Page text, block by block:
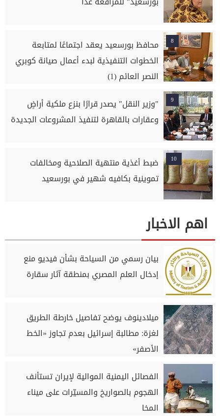
8
محافظ بورسعيد يعقد اجتماعًا لمتابعة
الخطوات التنفيذية لبدء أعمال صيانة كوبري
النصر العائم (1)
9
"وزير النقل" يصدر قرارًا بنزع ملكية أراضٍ
وعقارات بالقاهرة لتنفيذ المشروعات الجديدة
10
ضبط أغذية منتهية الصلاحية ومخالفات
تموينية بكافيه شهير في بورسعيد
اهم الاخبار
بيان رسمي من السياحة بشأن فيديو منع
إدخال العلم المصري بمنطقة آثار سقارة
ميلادينوف يوضح تفاصيل خارطة الطريق
لغزة: مطالبة إسرائيل بعدم تجاوز «الخط
الأصفر»
الفصائل اليمنية الموالية لإيران تستأنف
الهجوم بالصواريخ والمسيّرات على ميناء
المخا